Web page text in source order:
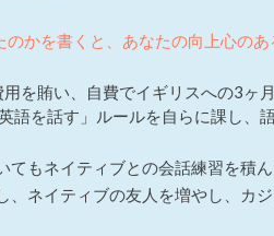
かを書くと、あなたの向上心のあ
を賄い、自費でイギリスへの3ヶ
語を話す」ルールを自らに課し、
てもネイティブとの会話練習を積
、ネイティブの友人を増やし、カ